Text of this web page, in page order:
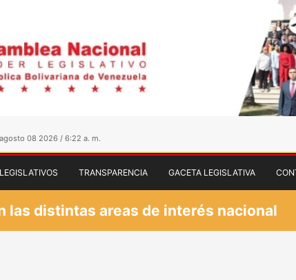
08 2026 / 6:22 a. m.
TRANSPARENCIA GACETA LEGISLATIVA
las distintas areas de interés nacional